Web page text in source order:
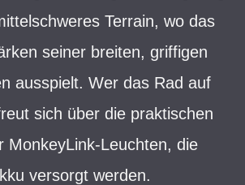
Terrain, wo das
seiner breiten, griffigen
ausspielt. Wer das Rad auf
sich über die praktischen
MonkeyLink-Leuchten, die
versorgt werden.